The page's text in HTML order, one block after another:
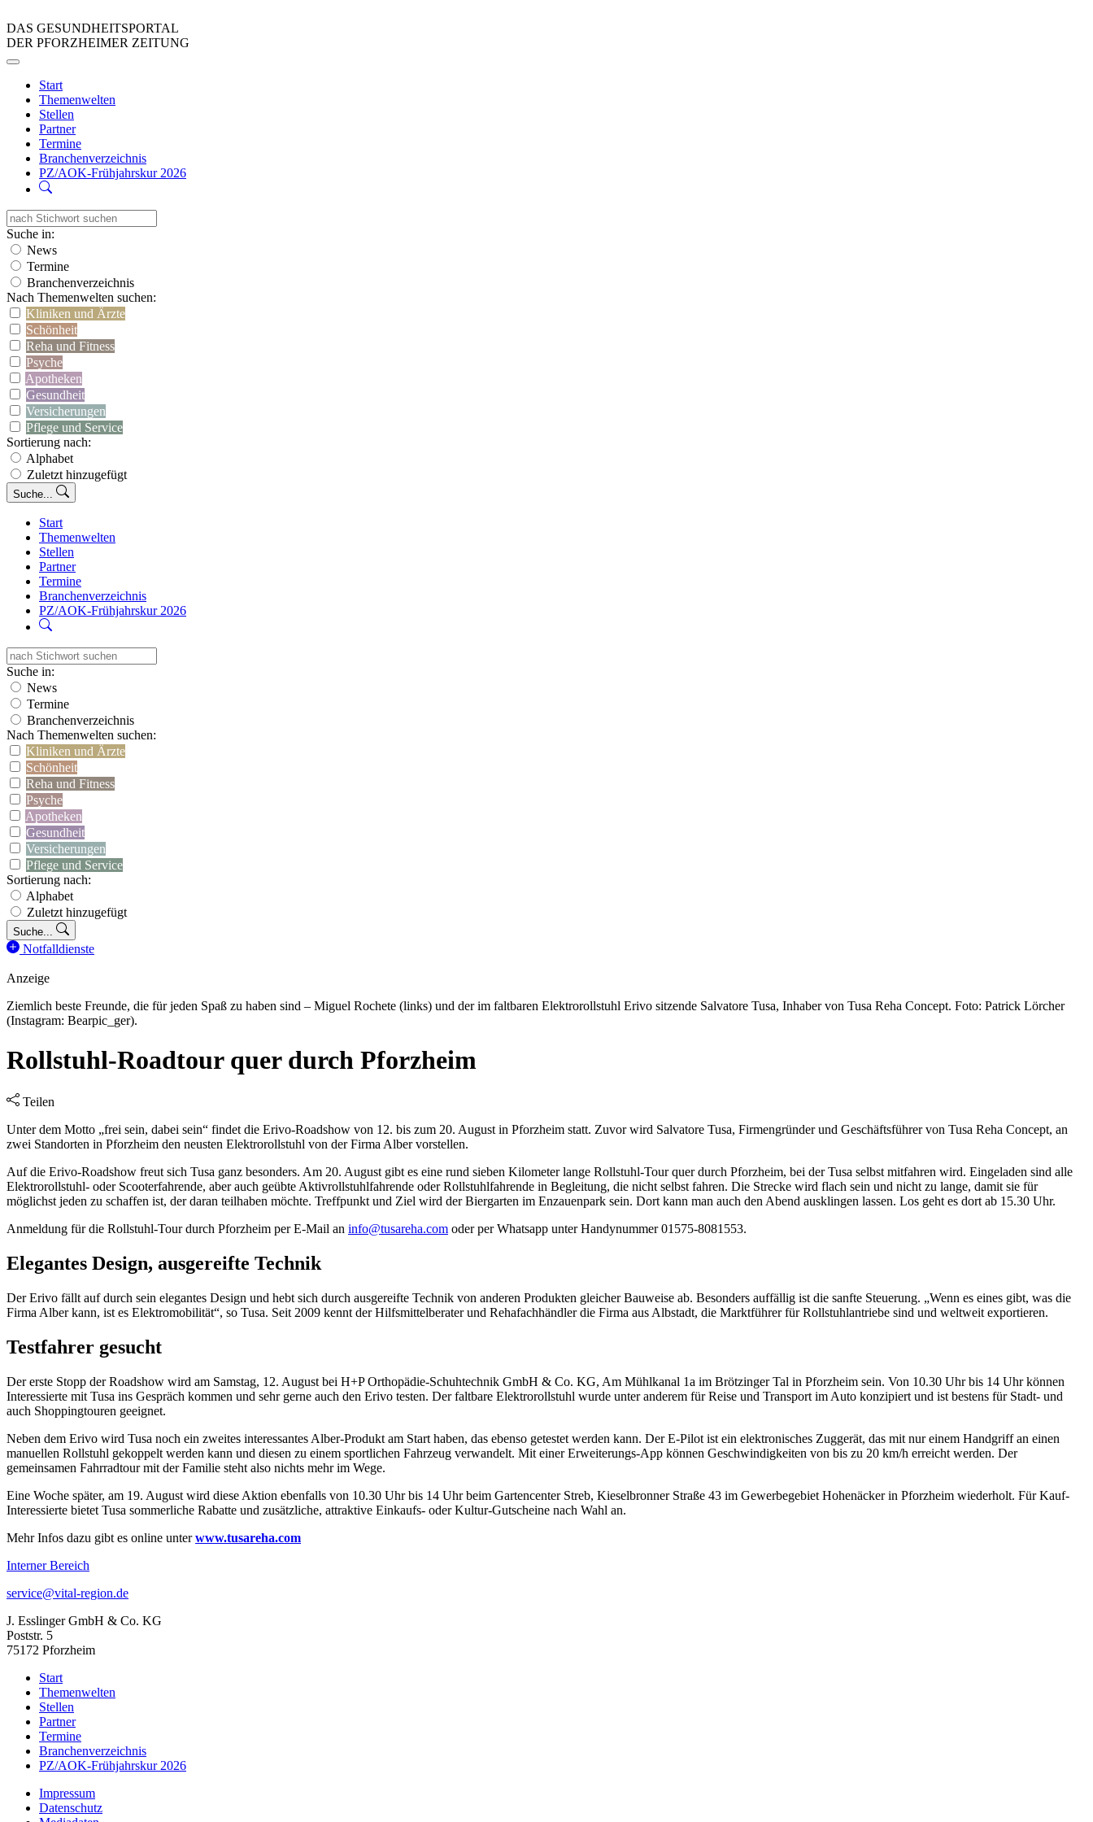
DAS GESUNDHEITSPORTAL
DER PFORZHEIMER ZEITUNG
Start
Themenwelten
Stellen
Partner
Termine
Branchenverzeichnis
PZ/AOK-Frühjahrskur 2026
Suche in:
News
Termine
Branchenverzeichnis
Nach Themenwelten suchen:
Kliniken und Ärzte
Schönheit
Reha und Fitness
Psyche
Apotheken
Gesundheit
Versicherungen
Pflege und Service
Sortierung nach:
Alphabet
Zuletzt hinzugefügt
Suche...
Start
Themenwelten
Stellen
Partner
Termine
Branchenverzeichnis
PZ/AOK-Frühjahrskur 2026
Suche in:
News
Termine
Branchenverzeichnis
Nach Themenwelten suchen:
Kliniken und Ärzte
Schönheit
Reha und Fitness
Psyche
Apotheken
Gesundheit
Versicherungen
Pflege und Service
Sortierung nach:
Alphabet
Zuletzt hinzugefügt
Suche...
Notfalldienste
Anzeige
Ziemlich beste Freunde, die für jeden Spaß zu haben sind – Miguel Rochete (links) und der im faltbaren Elektrorollstuhl Erivo sitzende Salvatore Tusa, Inhaber von Tusa Reha Concept. Foto: Patrick Lörcher
(Instagram: Bearpic_ger).
Rollstuhl-Roadtour quer durch Pforzheim
Teilen
Unter dem Motto „frei sein, dabei sein“ findet die Erivo-Roadshow von 12. bis zum 20. August in Pforzheim statt. Zuvor wird Salvatore Tusa, Firmengründer und Geschäftsführer von Tusa Reha Concept, an
zwei Standorten in Pforzheim den neusten Elektrorollstuhl von der Firma Alber vorstellen.
Auf die Erivo-Roadshow freut sich Tusa ganz besonders. Am 20. August gibt es eine rund sieben Kilometer lange Rollstuhl-Tour quer durch Pforzheim, bei der Tusa selbst mitfahren wird. Eingeladen sind alle
Elektrorollstuhl- oder Scooterfahrende, aber auch geübte Aktivrollstuhlfahrende oder Rollstuhlfahrende in Begleitung, die nicht selbst fahren. Die Strecke wird flach sein und nicht zu lange, damit sie für
möglichst jeden zu schaffen ist, der daran teilhaben möchte. Treffpunkt und Ziel wird der Biergarten im Enzauenpark sein. Dort kann man auch den Abend ausklingen lassen. Los geht es dort ab 15.30 Uhr.
Anmeldung für die Rollstuhl-Tour durch Pforzheim per E-Mail an info@tusareha.com oder per Whatsapp unter Handynummer 01575-8081553.
Elegantes Design, ausgereifte Technik
Der Erivo fällt auf durch sein elegantes Design und hebt sich durch ausgereifte Technik von anderen Produkten gleicher Bauweise ab. Besonders auffällig ist die sanfte Steuerung. „Wenn es eines gibt, was die
Firma Alber kann, ist es Elektromobilität“, so Tusa. Seit 2009 kennt der Hilfsmittelberater und Rehafachhändler die Firma aus Albstadt, die Marktführer für Rollstuhlantriebe sind und weltweit exportieren.
Testfahrer gesucht
Der erste Stopp der Roadshow wird am Samstag, 12. August bei H+P Orthopädie-Schuhtechnik GmbH & Co. KG, Am Mühlkanal 1a im Brötzinger Tal in Pforzheim sein. Von 10.30 Uhr bis 14 Uhr können
Interessierte mit Tusa ins Gespräch kommen und sehr gerne auch den Erivo testen. Der faltbare Elektrorollstuhl wurde unter anderem für Reise und Transport im Auto konzipiert und ist bestens für Stadt- und
auch Shoppingtouren geeignet.
Neben dem Erivo wird Tusa noch ein zweites interessantes Alber-Produkt am Start haben, das ebenso getestet werden kann. Der E-Pilot ist ein elektronisches Zuggerät, das mit nur einem Handgriff an einen
manuellen Rollstuhl gekoppelt werden kann und diesen zu einem sportlichen Fahrzeug verwandelt. Mit einer Erweiterungs-App können Geschwindigkeiten von bis zu 20 km/h erreicht werden. Der
gemeinsamen Fahrradtour mit der Familie steht also nichts mehr im Wege.
Eine Woche später, am 19. August wird diese Aktion ebenfalls von 10.30 Uhr bis 14 Uhr beim Gartencenter Streb, Kieselbronner Straße 43 im Gewerbegebiet Hohenäcker in Pforzheim wiederholt. Für Kauf-
Interessierte bietet Tusa sommerliche Rabatte und zusätzliche, attraktive Einkaufs- oder Kultur-Gutscheine nach Wahl an.
Mehr Infos dazu gibt es online unterwww.tusareha.com
Interner Bereich
service@vital-region.de
J. Esslinger GmbH & Co. KG
Poststr. 5
75172 Pforzheim
Start
Themenwelten
Stellen
Partner
Termine
Branchenverzeichnis
PZ/AOK-Frühjahrskur 2026
Impressum
Datenschutz